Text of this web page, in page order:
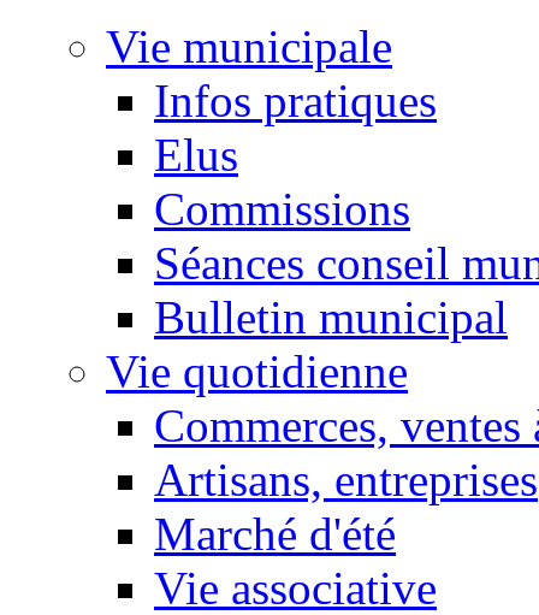
Vie municipale
Infos pratiques
Elus
Commissions
Séances conseil
Bulletin municipal
Vie quotidienne
Commerces, ventes
Artisans, entreprises
Marché d'été
Vie associative